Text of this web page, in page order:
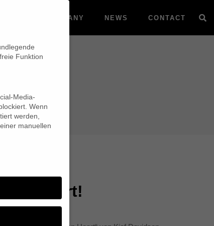
COMPANY NEWS CONTACT
nominiert!
Funktion
Media-
Wenn
werden,
manuellen